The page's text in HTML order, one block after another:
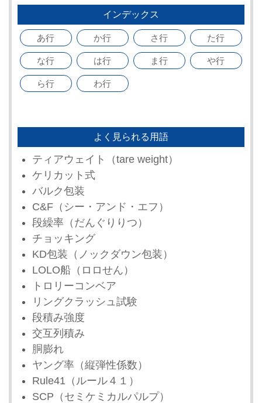
インデックス
あ行 か行 さ行 た行
な行 は行 ま行 や行
ら行 わ行
よく見られる用語
ティアウェイト（tare weight）
ケリカット式
バルク包装
C&F（シー・アンド・エフ）
段繰率（だんぐりりつ）
チョッキング
KD包装（ノックダウン包装）
LOLO船（ロロせん）
トロリーコンベア
リングクラッシュ試験
段積み強度
交互列積み
胴膨れ
ヤング率（縦弾性係数）
Rule41（ルール４１）
SCP（セミケミカルパルプ）